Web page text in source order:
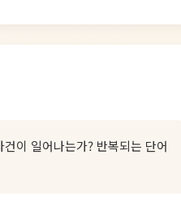
이 일어나는가? 반복되는 단어